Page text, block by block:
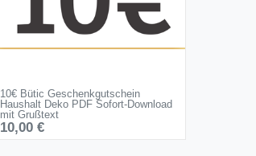
10€ Bütic Geschenkgutschein
Haushalt Deko PDF Sofort-Download
mit Grußtext
10,00 €